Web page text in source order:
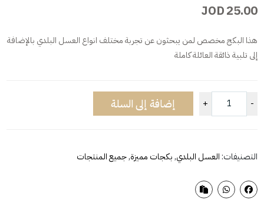
JOD25.00
هذا البكج مخصص لمن يبحثون عن تجربة مختلف انواع العسل البلدي بالإضافة
إلى تلبية ذائقة العائلة كاملة
-
+ إضافة إلى السلة
التصنيفات: العسل البلدي,بكجات مميزة,جميع المنتجات